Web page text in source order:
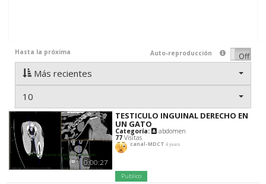
Hasta la próxima Auto-reproducción On Off
Más recientes
10
0:00:27
TESTICULO INGUINAL DERECHO EN
UN GATO
Categoría: abdomen
77 Visitas
canal-MDCT 4 years
Publico